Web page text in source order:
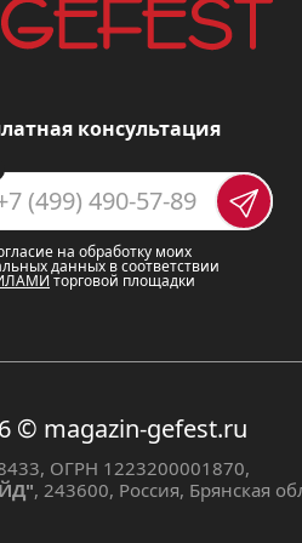
малое пламя
панель Gefest 1214-
, что позволяет легко
будете четко
как для небольшой
мощности, вы сможете
безопасность
консультация
на обработку моих
данных в соответствии
торговой площадки
© magazin-gefest.ru
ОГРН 1223200001870,
, 243600, Россия, Брянская